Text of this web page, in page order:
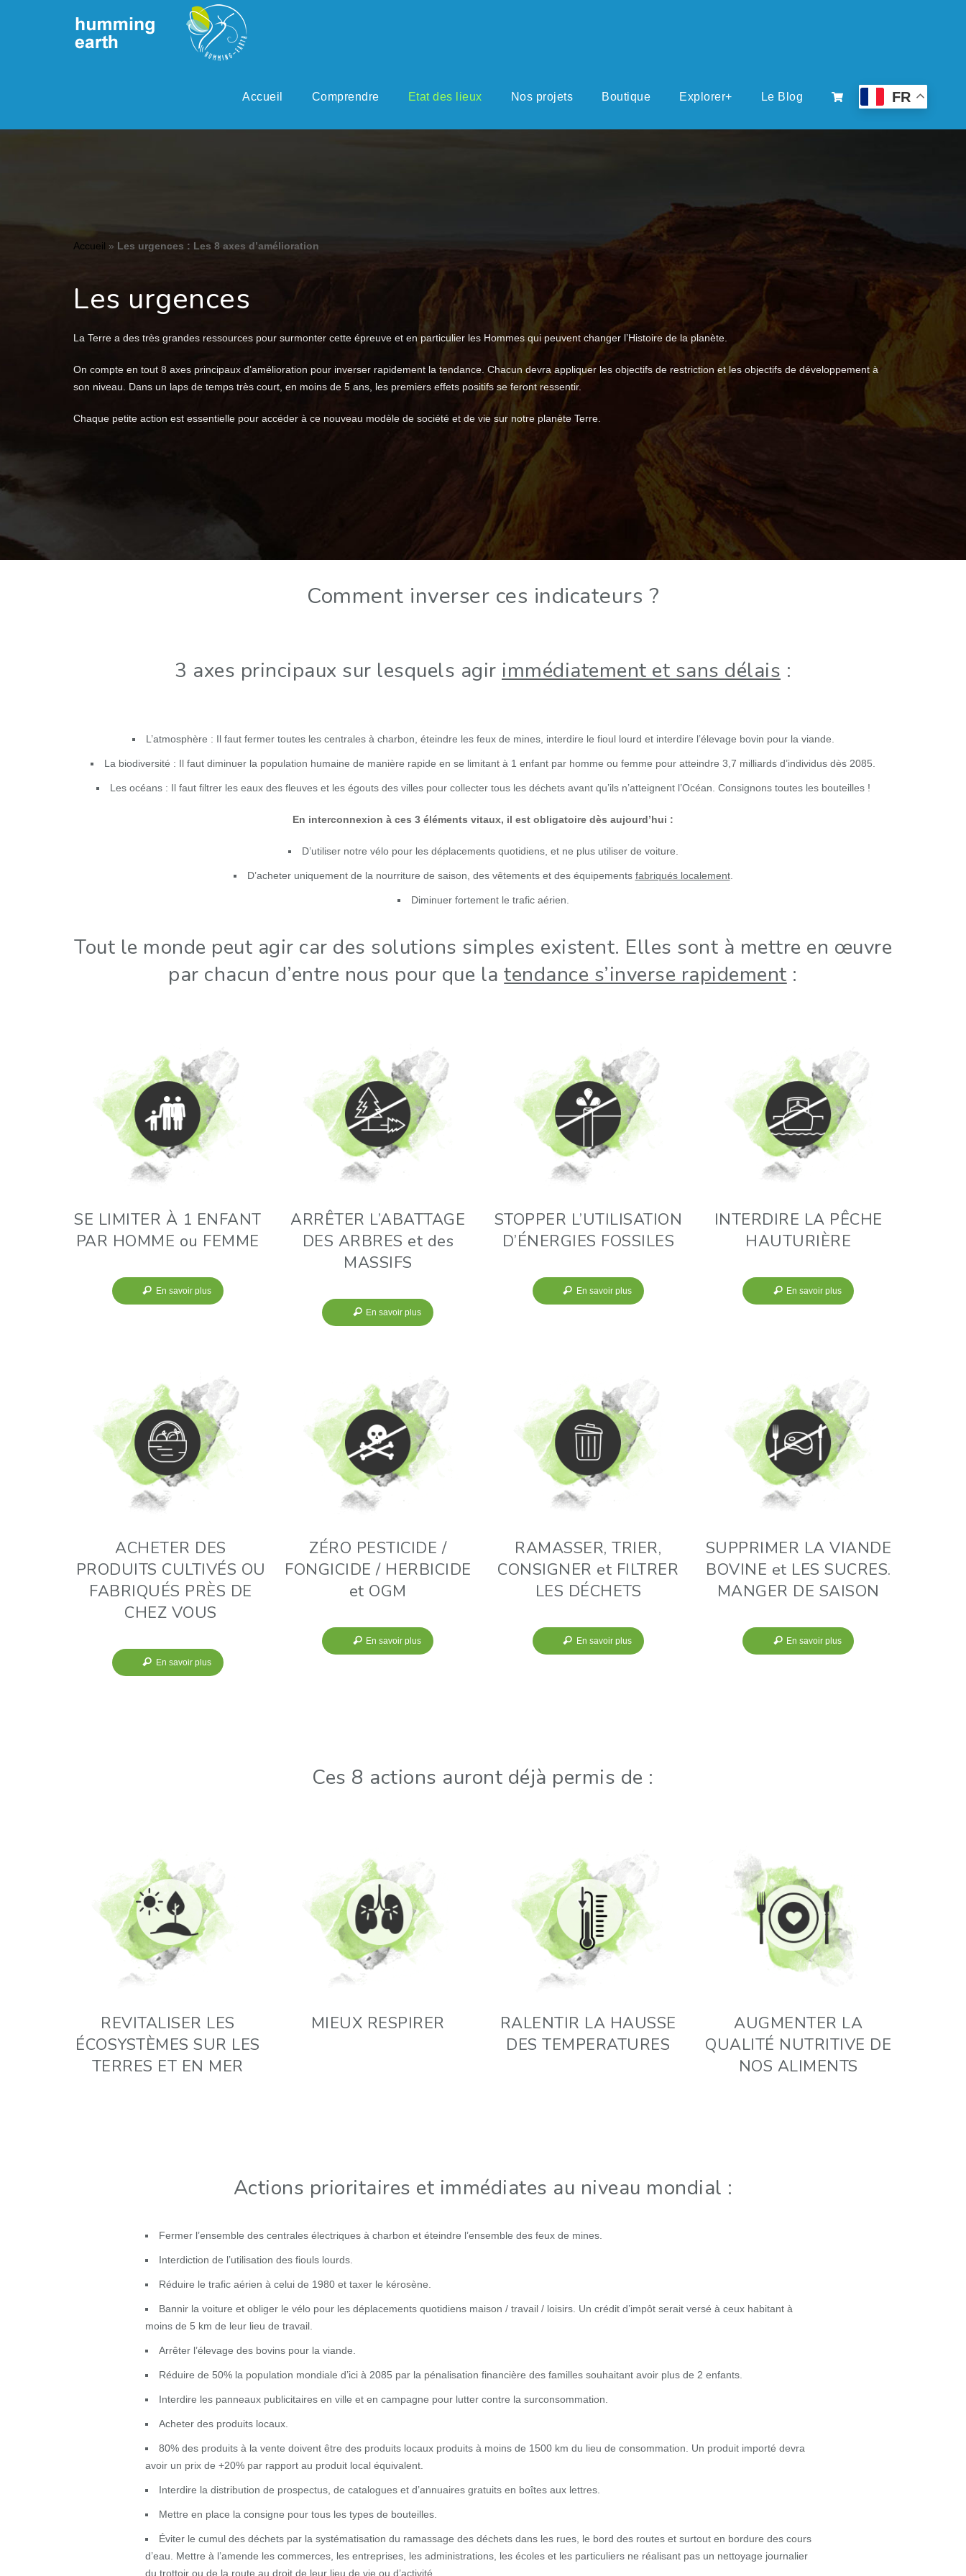
Accueil Comprendre Etat des lieux Nos projets Boutique Explorer+ Le Blog FR
Accueil » Les urgences : Les 8 axes d’amélioration
Les urgences
La Terre a des très grandes ressources pour surmonter cette épreuve et en particulier les Hommes qui peuvent changer l’Histoire de la planète.
On compte en tout 8 axes principaux d’amélioration pour inverser rapidement la tendance. Chacun devra appliquer les objectifs de restriction et les objectifs de développement à
son niveau. Dans un laps de temps très court, en moins de 5 ans, les premiers effets positifs se feront ressentir.
Chaque petite action est essentielle pour accéder à ce nouveau modèle de société et de vie sur notre planète Terre.
Comment inverser ces indicateurs ?
3 axes principaux sur lesquels agir immédiatement et sans délais :
L’atmosphère : Il faut fermer toutes les centrales à charbon, éteindre les feux de mines, interdire le fioul lourd et interdire l’élevage bovin pour la viande.
La biodiversité : Il faut diminuer la population humaine de manière rapide en se limitant à 1 enfant par homme ou femme pour atteindre 3,7 milliards d’individus dès 2085.
Les océans : Il faut filtrer les eaux des fleuves et les égouts des villes pour collecter tous les déchets avant qu’ils n’atteignent l’Océan. Consignons toutes les bouteilles !
En interconnexion à ces 3 éléments vitaux, il est obligatoire dès aujourd’hui :
D’utiliser notre vélo pour les déplacements quotidiens, et ne plus utiliser de voiture.
D’acheter uniquement de la nourriture de saison, des vêtements et des équipements fabriqués localement.
Diminuer fortement le trafic aérien.
Tout le monde peut agir car des solutions simples existent. Elles sont à mettre en œuvre
par chacun d’entre nous pour que latendance s’inverse rapidement :
SE LIMITER À 1 ENFANT
PAR HOMME ou FEMME
En savoir plus
ARRÊTER L’ABATTAGE
DES ARBRES et des
MASSIFS
En savoir plus
STOPPER L’UTILISATION
D’ÉNERGIES FOSSILES
En savoir plus
INTERDIRE LA PÊCHE
HAUTURIÈRE
En savoir plus
ACHETER DES
PRODUITS CULTIVÉS OU
FABRIQUÉS PRÈS DE
CHEZ VOUS
En savoir plus
ZÉRO PESTICIDE /
FONGICIDE / HERBICIDE
et OGM
En savoir plus
RAMASSER, TRIER,
CONSIGNER et FILTRER
LES DÉCHETS
En savoir plus
SUPPRIMER LA VIANDE
BOVINE et LES SUCRES.
MANGER DE SAISON
En savoir plus
Ces 8 actions auront déjà permis de :
REVITALISER LES
ÉCOSYSTÈMES SUR LES
TERRES ET EN MER
MIEUX RESPIRER
RALENTIR LA HAUSSE
DES TEMPERATURES
AUGMENTER LA
QUALITÉ NUTRITIVE DE
NOS ALIMENTS
Actions prioritaires et immédiates au niveau mondial :
Fermer l’ensemble des centrales électriques à charbon et éteindre l’ensemble des feux de mines.
Interdiction de l’utilisation des fiouls lourds.
Réduire le trafic aérien à celui de 1980 et taxer le kérosène.
Bannir la voiture et obliger le vélo pour les déplacements quotidiens maison / travail / loisirs. Un crédit d’impôt serait versé à ceux habitant à
moins de 5 km de leur lieu de travail.
Arrêter l’élevage des bovins pour la viande.
Réduire de 50% la population mondiale d’ici à 2085 par la pénalisation financière des familles souhaitant avoir plus de 2 enfants.
Interdire les panneaux publicitaires en ville et en campagne pour lutter contre la surconsommation.
Acheter des produits locaux.
80% des produits à la vente doivent être des produits locaux produits à moins de 1500 km du lieu de consommation. Un produit importé devra
avoir un prix de +20% par rapport au produit local équivalent.
Interdire la distribution de prospectus, de catalogues et d’annuaires gratuits en boîtes aux lettres.
Mettre en place la consigne pour tous les types de bouteilles.
Éviter le cumul des déchets par la systématisation du ramassage des déchets dans les rues, le bord des routes et surtout en bordure des cours
d’eau. Mettre à l’amende les commerces, les entreprises, les administrations, les écoles et les particuliers ne réalisant pas un nettoyage journalier
du trottoir ou de la route au droit de leur lieu de vie ou d’activité.